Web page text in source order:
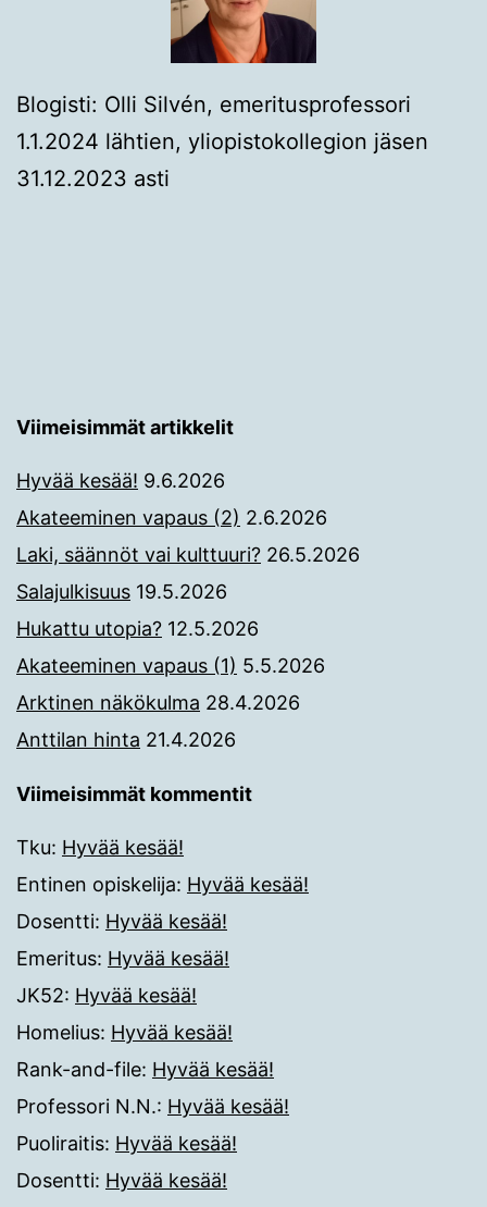
Blogisti: Olli Silvén, emeritusprofessori
1.1.2024 lähtien, yliopistokollegion jäsen
31.12.2023 asti
Viimeisimmät artikkelit
Hyvää kesää! 9.6.2026
Akateeminen vapaus (2) 2.6.2026
Laki, säännöt vai kulttuuri? 26.5.2026
Salajulkisuus 19.5.2026
Hukattu utopia? 12.5.2026
Akateeminen vapaus (1) 5.5.2026
Arktinen näkökulma 28.4.2026
Anttilan hinta 21.4.2026
Viimeisimmät kommentit
Tku: Hyvää kesää!
Entinen opiskelija: Hyvää kesää!
Dosentti: Hyvää kesää!
Emeritus: Hyvää kesää!
JK52: Hyvää kesää!
Homelius: Hyvää kesää!
Rank-and-file: Hyvää kesää!
Professori N.N.: Hyvää kesää!
Puoliraitis: Hyvää kesää!
Dosentti: Hyvää kesää!